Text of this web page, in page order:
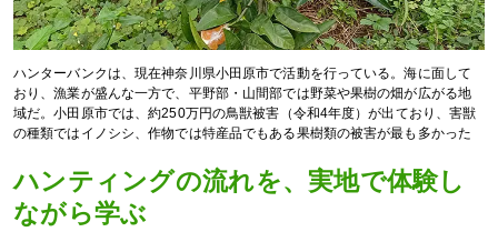
ハンターバンクは、現在神奈川県小田原市で活動を行っている。海に面して
おり、漁業が盛んな一方で、平野部・山間部では野菜や果樹の畑が広がる地
域だ。小田原市では、約250万円の鳥獣被害（令和4年度）が出ており、害獣
の種類ではイノシシ、作物では特産品でもある果樹類の被害が最も多かった
ハンティングの流れを、実地で体験し
ながら学ぶ